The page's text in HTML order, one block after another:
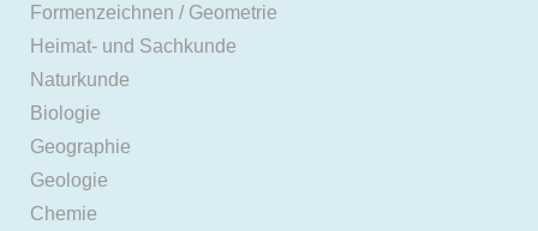
Formenzeichnen / Geometrie
Heimat- und Sachkunde
Naturkunde
Biologie
Geographie
Geologie
Chemie